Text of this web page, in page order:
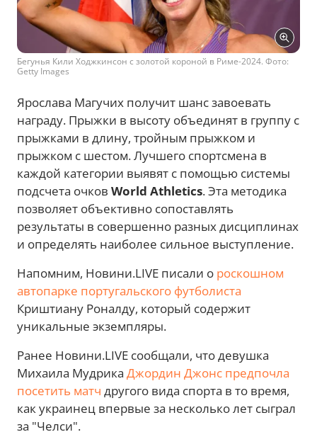
Бегунья Кили Ходжкинсон с золотой короной в Риме-2024. Фото:
Getty Images
Ярослава Магучих получит шанс завоевать
награду. Прыжки в высоту объединят в группу с
прыжками в длину, тройным прыжком и
прыжком с шестом. Лучшего спортсмена в
каждой категории выявят с помощью системы
подсчета очков World Athletics. Эта методика
позволяет объективно сопоставлять
результаты в совершенно разных дисциплинах
и определять наиболее сильное выступление.
Напомним, Новини.LIVE писали о роскошном
автопарке португальского футболиста
Криштиану Роналду, который содержит
уникальные экземпляры.
Ранее Новини.LIVE сообщали, что девушка
Михаила Мудрика Джордин Джонс предпочла
посетить матч другого вида спорта в то время,
как украинец впервые за несколько лет сыграл
за "Челси".